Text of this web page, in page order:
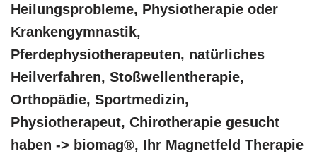
Heilungsprobleme, Physiotherapie oder
Krankengymnastik,
Pferdephysiotherapeuten, natürliches
Heilverfahren, Stoßwellentherapie,
Orthopädie, Sportmedizin,
Physiotherapeut, Chirotherapie gesucht
haben -> biomag®, Ihr Magnetfeld Therapie